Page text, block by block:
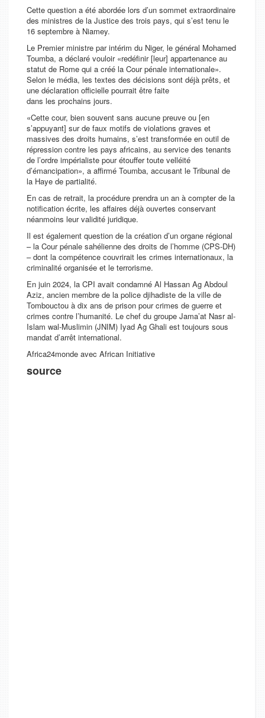
Cette question a été abordée lors d’un sommet extraordinaire
des ministres de la Justice des trois pays, qui s’est tenu le
16 septembre à Niamey.
Le Premier ministre par intérim du Niger, le général Mohamed
Toumba, a déclaré vouloir «redéfinir[leur] appartenance au
statut de Rome qui a créé la Cour pénale internationale».
Selon le média, les textes des décisions sont déjà prêts, et
une déclaration officielle pourrait être faite
dans les prochains jours.
«Cette cour, bien souvent sans aucune preuve ou [en
s’appuyant] sur de faux motifs de violations graves et
massives des droits humains, s’est transformée en outil de
répression contre les pays africains, au service des tenants
de l’ordre impérialiste pour étouffer toute velléité
d’émancipation», a affirmé Toumba, accusant le Tribunal de
la Haye de partialité.
En cas de retrait, la procédure prendra un an à compter de la
notification écrite, les affaires déjà ouvertes conservant
néanmoins leur validité juridique.
Il est également question de la création d’un organe régional
– la Cour pénale sahélienne des droits de l’homme (CPS-DH)
– dont la compétence couvrirait les crimes internationaux, la
criminalité organisée et le terrorisme.
En juin 2024, la CPI avait condamné Al Hassan Ag Abdoul
Aziz, ancien membre de la police djihadiste de la ville de
Tombouctou à dix ans de prison pour crimes de guerre et
crimes contre l’humanité. Le chef du groupe Jama’at Nasr al-
Islam wal-Muslimin (JNIM) Iyad Ag Ghali est toujours sous
mandat d’arrêt international.
Africa24monde avec African Initiative
source